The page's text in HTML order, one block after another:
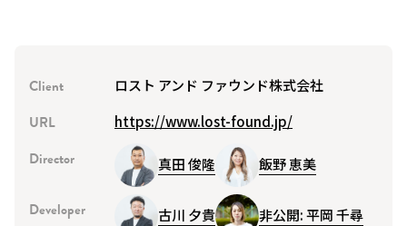
Client ロスト アンド ファウンド株式会社
URL https://www.lost-found.jp/
Director 真田 俊隆 飯野 恵美
Developer 古川 夕貴 非公開: 平岡 千尋